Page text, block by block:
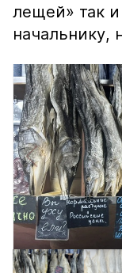
лещей» так и
начальнику,